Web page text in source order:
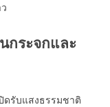
กระจกและ
ดรับแสงธรรมชาติ